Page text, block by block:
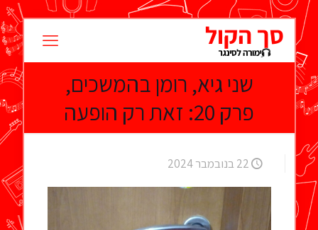
שני גיא, רומן בהמשכים,
פרק 20: זאת רק הופעה
22 בנובמבר 2024